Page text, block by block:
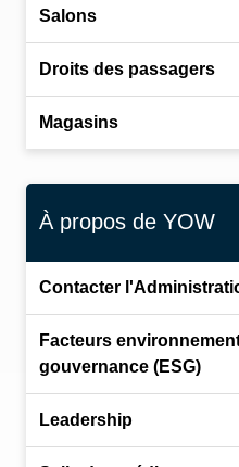
Salons
Droits des passagers
Magasins
À propos de YOW
Contacter
Facteurs
gouvernance (ESG)
Leadership